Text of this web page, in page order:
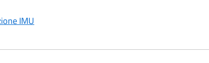
IMU